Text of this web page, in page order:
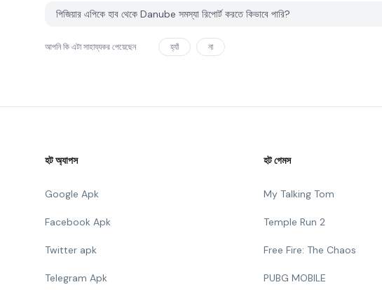
পিজিয়ার এপিকে হাব থেকে Danube সমস্যা রিপোর্ট করতে কিভাবে পারি?
আপনি কি এটা সাহায্যকর পেয়েছেন হ্যাঁ না
হট অ্যাপস
Google Apk
Facebook Apk
Twitter apk
Telegram Apk
হট গেমস
My Talking Tom
Temple Run 2
Free Fire: The Chaos
PUBG MOBILE